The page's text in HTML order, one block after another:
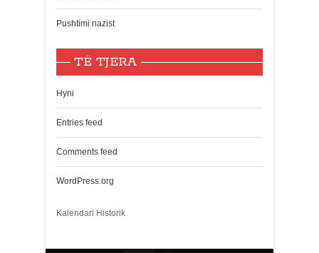
Pushtimi nazist
TË TJERA
Hyni
Entries feed
Comments feed
WordPress.org
Kalendari Historik